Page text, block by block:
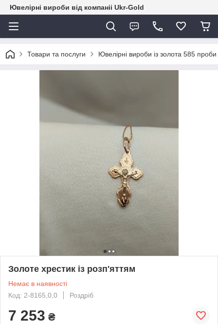
Ювелірні вироби від компаніі Ukr-Gold
Товари та послуги Ювелірні вироби із золота 585 проби
Золоте хрестик із розп'яттям
Немає в наявності
Код: 2-8165,0,0
Роздріб
7 253 ₴